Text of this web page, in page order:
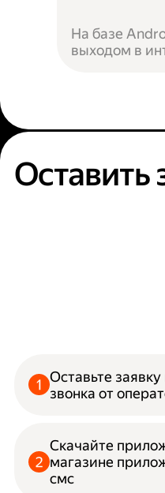
На базе
выходом в
Оставить
Оставьте
звонка от
Скачайте
магазине
смс